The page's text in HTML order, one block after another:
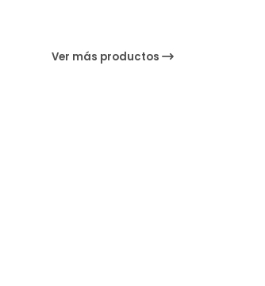
Ver más productos